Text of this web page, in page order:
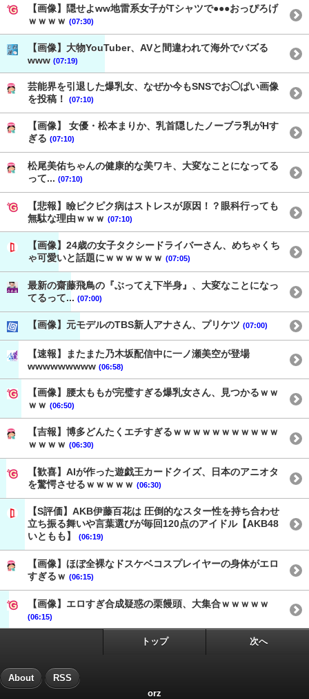
【画像】隠せよww地雷系女子がTシャツで●●●おっぴろげ
ｗｗｗｗ (07:30)
【画像】大物YouTuber、AVと間違われて海外でバズる
www (07:19)
芸能界を引退した爆乳女、なぜか今もSNSでお◯ぱい画像
を投稿！
(07:10)
【画像】 女優・松本まりか、乳首隠したノーブラ乳がHす
ぎる (07:10)
松尾美佑ちゃんの健康的な美ワキ、大変なことになってる
って... (07:10)
【悲報】瞼ピクピク病はストレスが原因！？眼科行っても
無駄な理由ｗｗｗ (07:10)
【画像】24歳の女子タクシードライバーさん、めちゃくち
ゃ可愛いと話題にｗｗｗｗｗｗ (07:05)
最新の齋藤飛鳥の『ぶってえ下半身』、大変なことになっ
てるって... (07:00)
【画像】元モデルのTBS新人アナさん、プリケツ (07:00)
【速報】またまた乃木坂配信中に一ノ瀬美空が登場
wwwwwwwww (06:58)
【画像】腰太ももが完璧すぎる爆乳女さん、見つかるｗｗ
ｗｗ (06:50)
【吉報】博多どんたくエチすぎるｗｗｗｗｗｗｗｗｗｗｗ
ｗｗｗｗ (06:30)
【歓喜】AIが作った遊戯王カードクイズ、日本のアニオタ
を驚愕させるｗｗｗｗｗ (06:30)
【S評価】AKB伊藤百花は 圧倒的なスター性を持ち合わせ
立ち振る舞いや言葉選びが毎回120点のアイドル【AKB48
いともも】
(06:19)
【画像】ほぼ全裸なドスケベコスプレイヤーの身体がエロ
すぎるｗ (06:15)
【画像】エロすぎ合成疑惑の栗饅頭、大集合ｗｗｗｗｗ
(06:15)
トップ 次へ
About RSS
orz